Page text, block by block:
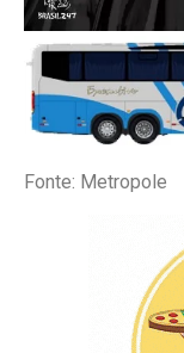
Fonte: Metropole